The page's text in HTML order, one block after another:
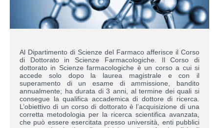
Al Dipartimento di Scienze del Farmaco afferisce il Corso
di Dottorato in Scienze Farmacologiche. Il Corso di
dottorato in Scienze farmacologiche è un corso a cui si
accede solo dopo la laurea magistrale e con il
superamento di un esame di ammissione, bandito
annualmente; ha durata di 3 anni, al termine dei quali si
consegue la qualifica accademica di dottore di ricerca.
L’obiettivo di un corso di dottorato è l’acquisizione di una
corretta metodologia per la ricerca scientifica avanzata,
che può essere esercitata presso università, enti pubblici